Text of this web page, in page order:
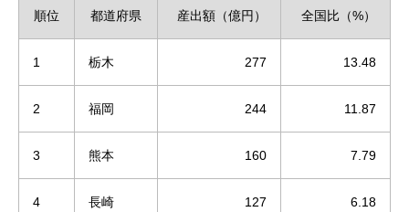
順位 都道府県 産出額（億円） 全国比（%）
1 栃木 277 13.48
2 福岡 244 11.87
3 熊本 160 7.79
4 長崎 127 6.18